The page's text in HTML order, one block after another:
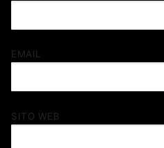
EMAIL
SITO WEB